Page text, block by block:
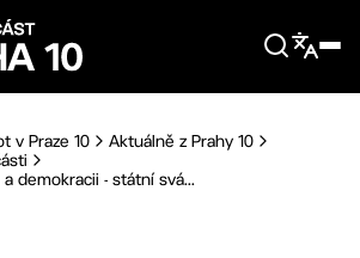
v Praze 10
Aktuálně z Prahy 10
demokracii - státní svá...